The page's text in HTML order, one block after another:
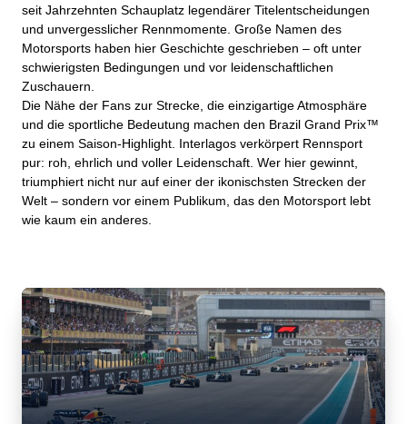
seit Jahrzehnten Schauplatz legendärer Titelentscheidungen
und unvergesslicher Rennmomente. Große Namen des
Motorsports haben hier Geschichte geschrieben – oft unter
schwierigsten Bedingungen und vor leidenschaftlichen
Zuschauern.
Die Nähe der Fans zur Strecke, die einzigartige Atmosphäre
und die sportliche Bedeutung machen den Brazil Grand Prix™
zu einem Saison‑Highlight. Interlagos verkörpert Rennsport
pur: roh, ehrlich und voller Leidenschaft. Wer hier gewinnt,
triumphiert nicht nur auf einer der ikonischsten Strecken der
Welt – sondern vor einem Publikum, das den Motorsport lebt
wie kaum ein anderes.